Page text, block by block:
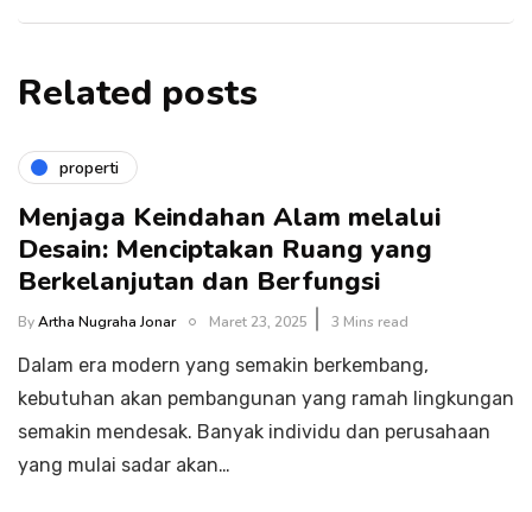
Related posts
properti
Menjaga Keindahan Alam melalui
Desain: Menciptakan Ruang yang
Berkelanjutan dan Berfungsi
ByArtha Nugraha Jonar Maret 23, 2025 3 Mins read
Dalam era modern yang semakin berkembang,
kebutuhan akan pembangunan yang ramah lingkungan
semakin mendesak. Banyak individu dan perusahaan
yang mulai sadar akan…